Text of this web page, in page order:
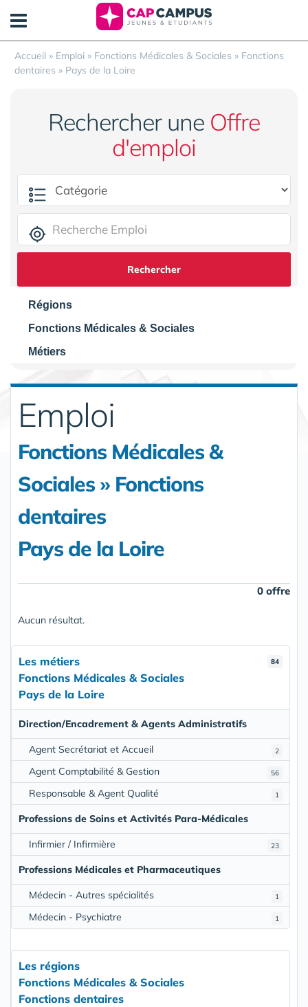
Accueil » Emploi » Fonctions Médicales & Sociales » Fonctions
dentaires » Pays de la Loire
Rechercher une Offre
d'emploi
Rechercher
Régions
Fonctions Médicales & Sociales
Métiers
Emploi
Fonctions Médicales &
Sociales » Fonctions
dentaires
Pays de la Loire
0 offre
Aucun résultat.
84
Les métiers
Fonctions Médicales & Sociales
Pays de la Loire
Direction/Encadrement & Agents Administratifs
2
Agent Secrétariat et Accueil
56
Agent Comptabilité & Gestion
1
Responsable & Agent Qualité
Professions de Soins et Activités Para-Médicales
23
Infirmier / Infirmière
Professions Médicales et Pharmaceutiques
1
Médecin - Autres spécialités
1
Médecin - Psychiatre
Les régions
Fonctions Médicales & Sociales
Fonctions dentaires
Panneau de gestion des cookies